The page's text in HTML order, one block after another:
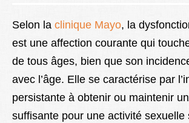
Selon la clinique Mayo, la
est une affection courante qui
de tous âges, bien que son
avec l’âge. Elle se caractérise par
persistante à obtenir ou maintenir
suffisante pour une activité sexuelle